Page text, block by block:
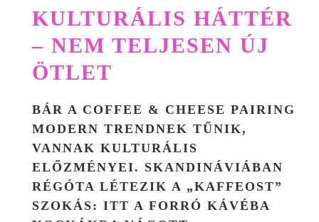
KULTURÁLIS HÁTTÉR
– NEM TELJESEN ÚJ
ÖTLET
BÁR A COFFEE & CHEESE PAIRING
MODERN TRENDNEK TŰNIK,
VANNAK KULTURÁLIS
ELŐZMÉNYEI. SKANDINÁVIÁBAN
RÉGÓTA LÉTEZIK A „KAFFEOST”
SZOKÁS: ITT A FORRÓ KÁVÉBA